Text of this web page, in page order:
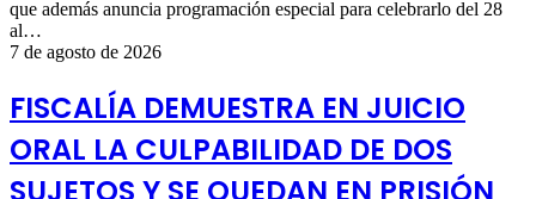
que además anuncia programación especial para celebrarlo del 28
al…
7 de agosto de 2026
FISCALÍA DEMUESTRA EN JUICIO
ORAL LA CULPABILIDAD DE DOS
SUJETOS Y SE QUEDAN EN PRISIÓN